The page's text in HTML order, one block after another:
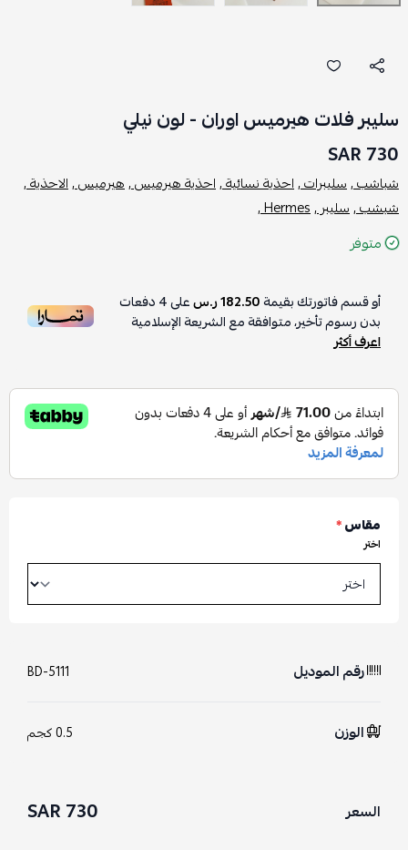
سليبر فلات هيرميس اوران - لون نيلي
730 SAR
شباشب ,سليبرات ,احذية نسائية ,احذية هيرميس ,هيرميس ,الاحذية ,
شبشب ,سليبر ,Hermes ,
متوفر
أو قسم فاتورتك بقيمة182.50 ر.س على4دفعات
بدون رسوم تأخير، متوافقة مع الشريعة الإسلامية
اعرف أكثر
مقاس*
اختر
رقم الموديل BD-5111
الوزن 0.5 كجم
السعر 730 SAR